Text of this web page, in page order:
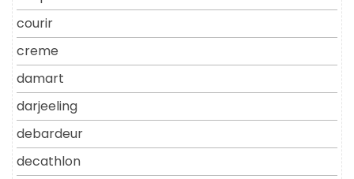
courir
creme
damart
darjeeling
debardeur
decathlon